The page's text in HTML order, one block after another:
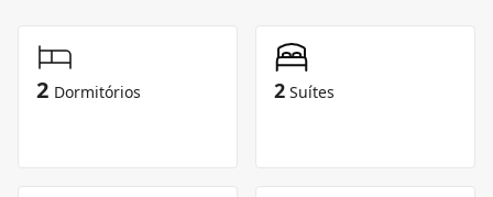
2 Dormitórios 2 Suítes